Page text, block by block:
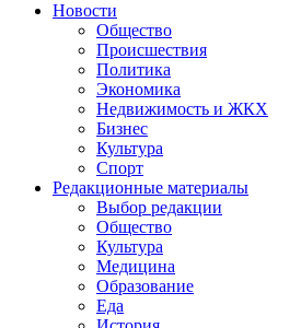
Новости
Общество
Происшествия
Политика
Экономика
Недвижимость и ЖКХ
Бизнес
Культура
Спорт
Редакционные материалы
Выбор редакции
Общество
Культура
Медицина
Образование
Еда